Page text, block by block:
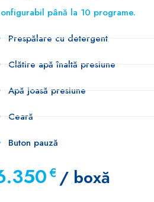
până la 10 programe.
Prespălare cu detergent
Clătire apă înaltă presiune
Apă joasă presiune
Ceară
Buton pauză
€/ boxă